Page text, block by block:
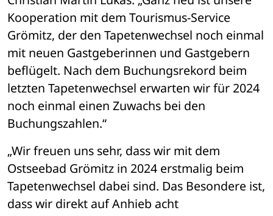
Kooperation mit dem Tourismus-Service
Grömitz, der den Tapetenwechsel noch einmal
mit neuen Gastgeberinnen und Gastgebern
beflügelt. Nach dem Buchungsrekord beim
letzten Tapetenwechsel erwarten wir für 2024
noch einmal einen Zuwachs bei den
Buchungszahlen.“
„Wir freuen uns sehr, dass wir mit dem
Ostseebad Grömitz in 2024 erstmalig beim
Tapetenwechsel dabei sind. Das Besondere ist,
dass wir direkt auf Anhieb acht